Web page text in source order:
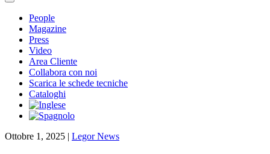
People
Magazine
Press
Video
Area Cliente
Collabora con noi
Scarica le schede tecniche
Cataloghi
Ottobre 1, 2025 | Legor News